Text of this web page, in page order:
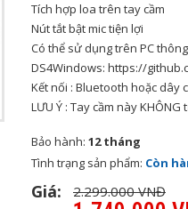
Tích hợp loa trên tay cầm
Nút tắt bật mic tiện lợi
Có thể sử dụng trên PC
DS4Windows: https://
Kết nối : Bluetooth hoặc dây
LƯU Ý : Tay cầm này
Bảo hành: 12 tháng
Tình trạng sản phẩm: Còn
Giá: 2.299.000 VNĐ